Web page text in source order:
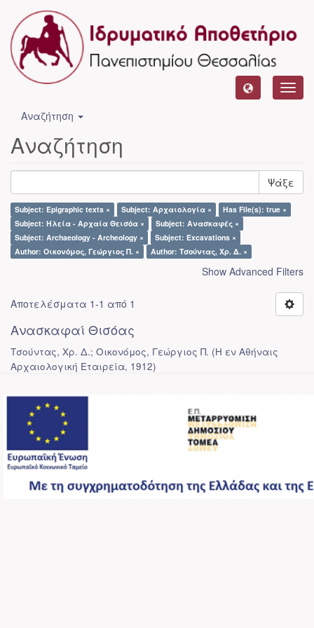
Αναζήτηση
Αναζήτηση
Ψάξε
Subject: Epigraphic texts × Subject: Αρχαιολογία ×
Has File(s): true ×
Subject: Ηλεία - Αρχαία Θεισόα ×
Subject: Ανασκαφές ×
Subject: Archaeology - Archeology ×
Subject: Excavations ×
Author: Οικονόμος, Γεώργιος Π. ×
Author: Τσούντας, Χρ. Δ. ×
Show Advanced Filters
Αποτελέσματα 1-1 από 1
Ανασκαφαί Θισόας
Τσούντας, Χρ. Δ.; Οικονόμος, Γεώργιος Π. (Η εν Αθήναις
Αρχαιολογική Εταιρεία, 1912)